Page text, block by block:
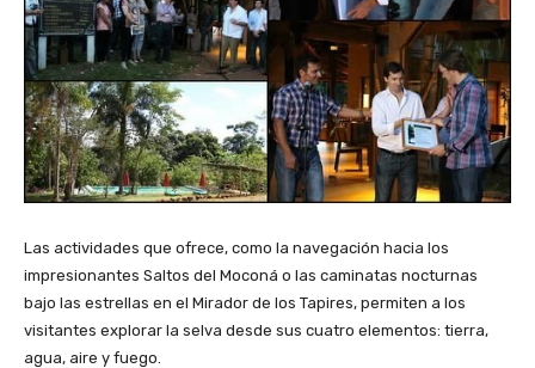
Las actividades que ofrece, como la navegación hacia los
impresionantes Saltos del Moconá o las caminatas nocturnas
bajo las estrellas en el Mirador de los Tapires, permiten a los
visitantes explorar la selva desde sus cuatro elementos: tierra,
agua, aire y fuego.